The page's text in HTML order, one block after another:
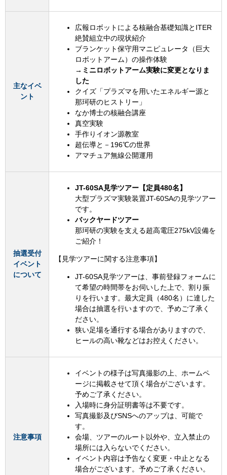
主なイベ
ント
広報ロボットによる核融合基礎知識とITER
絶賛組立中の現状紹介
ブランケット保守用マニピュレータ（巨大
ロボットアーム）の操作体験
→ミニロボットアーム実験に変更となりま
した
クイズ「プラズマを用いたエネルギー源と
那珂研のヒストリー」
なか博士の核融合講座
真空実験
手作りイオン源教室
超伝導と－196℃の世界
アマチュア無線公開運用
抽選受付
イベント
について
JT-60SA見学ツアー【定員480名】
大型プラズマ実験装置JT-60SAの見学ツアー
です。
バックヤードツアー
那珂研の実験を支える超高電圧275kV設備を
ご紹介！
【見学ツアーに関する注意事項】
JT-60SA見学ツアーは、事前登録フォームに
て希望の時間帯をお伺いした上で、割り振
りを行います。最大定員（480名）に達した
場合は抽選を行いますので、予めご了承く
ださい。
狭い足場を通行する場合がありますので、
ヒールの高い靴などはお控えください。
注意事項
イベントの様子は写真撮影の上、ホームペ
ージに掲載させて頂く場合がございます。
予めご了承ください。
入場時に身分証明書等は不要です。
写真撮影及びSNSへのアップは、可能で
す。
会場、ツアーのルート以外や、立入禁止の
場所には入らないでください。
イベント内容は予告なく変更・中止となる
場合がございます。予めご了承ください。